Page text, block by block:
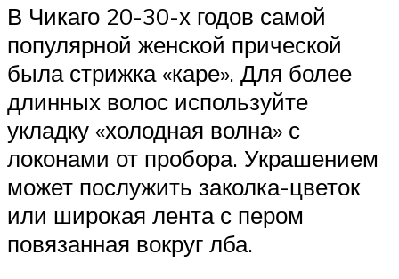
В Чикаго 20-30-х годов самой
популярной женской прической
была стрижка «каре». Для более
длинных волос используйте
укладку «холодная волна» с
локонами от пробора. Украшением
может послужить заколка-цветок
или широкая лента с пером
повязанная вокруг лба.